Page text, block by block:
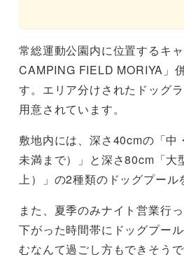
常総運動公園内に位置するキ
CAMPING FIELD MORIYA」
す。エリア分けされたドッグ
用意されています。
敷地内には、深さ40cmの「中
未満まで）」と深さ80cm「大
上）」の2種類のドッグプール
また、夏季のみナイト営業行
下がった時間帯にドッグプー
むなんて過ごし方もできそう